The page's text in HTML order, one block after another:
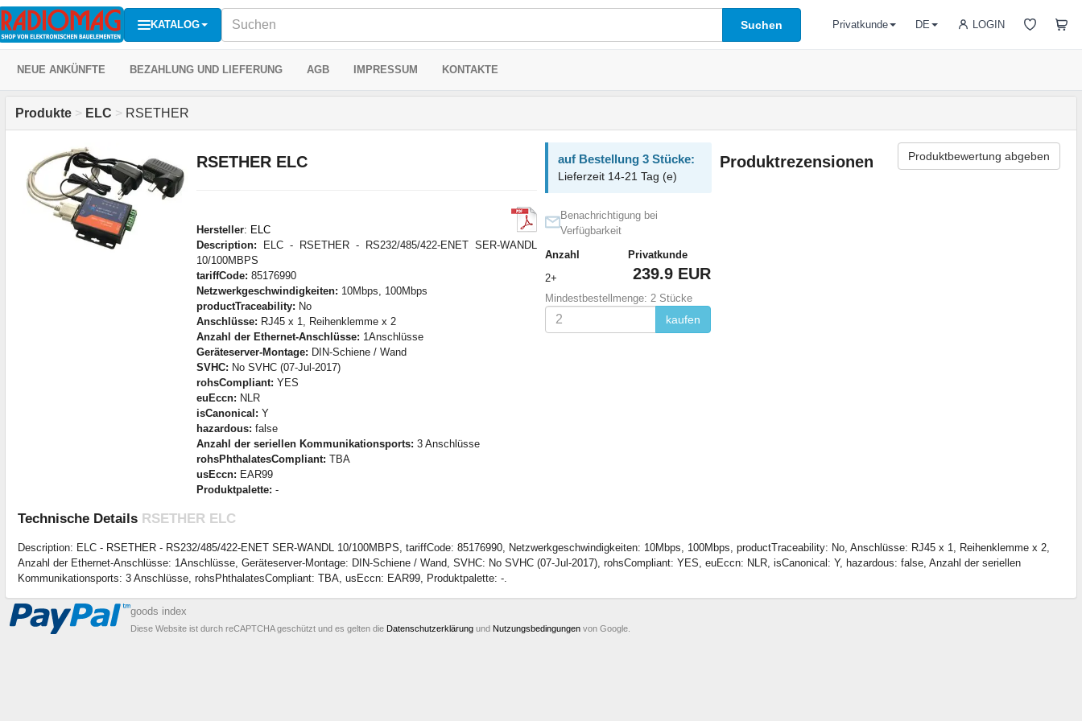
KATALOG Suchen LOGIN
Privatkunde DE
NEUE ANKÜNFTE BEZAHLUNG UND LIEFERUNG AGB IMPRESSUM KONTAKTE
Produkte > ELC > RSETHER
RSETHER ELC
Hersteller: ELC
Description: ELC - RSETHER - RS232/485/422-ENET SER-WANDL
10/100MBPS
tariffCode: 85176990
Netzwerkgeschwindigkeiten: 10Mbps, 100Mbps
productTraceability: No
Anschlüsse: RJ45 x 1, Reihenklemme x 2
Anzahl der Ethernet-Anschlüsse: 1Anschlüsse
Geräteserver-Montage: DIN-Schiene / Wand
SVHC: No SVHC (07-Jul-2017)
rohsCompliant: YES
euEccn: NLR
isCanonical: Y
hazardous: false
Anzahl der seriellen Kommunikationsports: 3 Anschlüsse
rohsPhthalatesCompliant: TBA
usEccn: EAR99
Produktpalette: -
auf Bestellung 3 Stücke:
Lieferzeit 14-21 Tag (e)
Benachrichtigung bei
Verfügbarkeit
Anzahl
Privatkunde
2+
239.9 EUR
Mindestbestellmenge: 2 Stücke
kaufen
Produktrezensionen Produktbewertung abgeben
Technische Details RSETHER ELC
Description: ELC - RSETHER - RS232/485/422-ENET SER-WANDL 10/100MBPS, tariffCode: 85176990, Netzwerkgeschwindigkeiten: 10Mbps, 100Mbps, productTraceability: No, Anschlüsse: RJ45 x 1, Reihenklemme x 2,
Anzahl der Ethernet-Anschlüsse: 1Anschlüsse, Geräteserver-Montage: DIN-Schiene / Wand, SVHC: No SVHC (07-Jul-2017), rohsCompliant: YES, euEccn: NLR, isCanonical: Y, hazardous: false, Anzahl der seriellen
Kommunikationsports: 3 Anschlüsse, rohsPhthalatesCompliant: TBA, usEccn: EAR99, Produktpalette: -.
goods index
Diese Website ist durch reCAPTCHA geschützt und es gelten die Datenschutzerklärung und Nutzungsbedingungen von Google.